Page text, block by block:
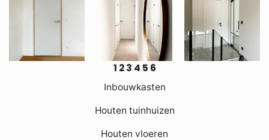
Inbouwkasten
Houten tuinhuizen
Houten vloeren
1 2 3 4 5 6